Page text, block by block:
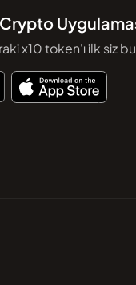
x10 token'ı ilk siz